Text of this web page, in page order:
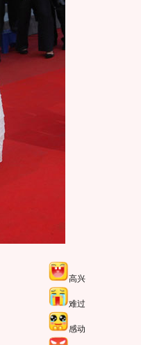
高兴
难过
感动